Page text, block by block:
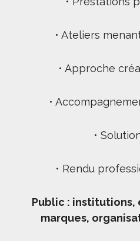
• Ateliers
• Approche
•
•
• Rendu
Public : institutions,
marques,